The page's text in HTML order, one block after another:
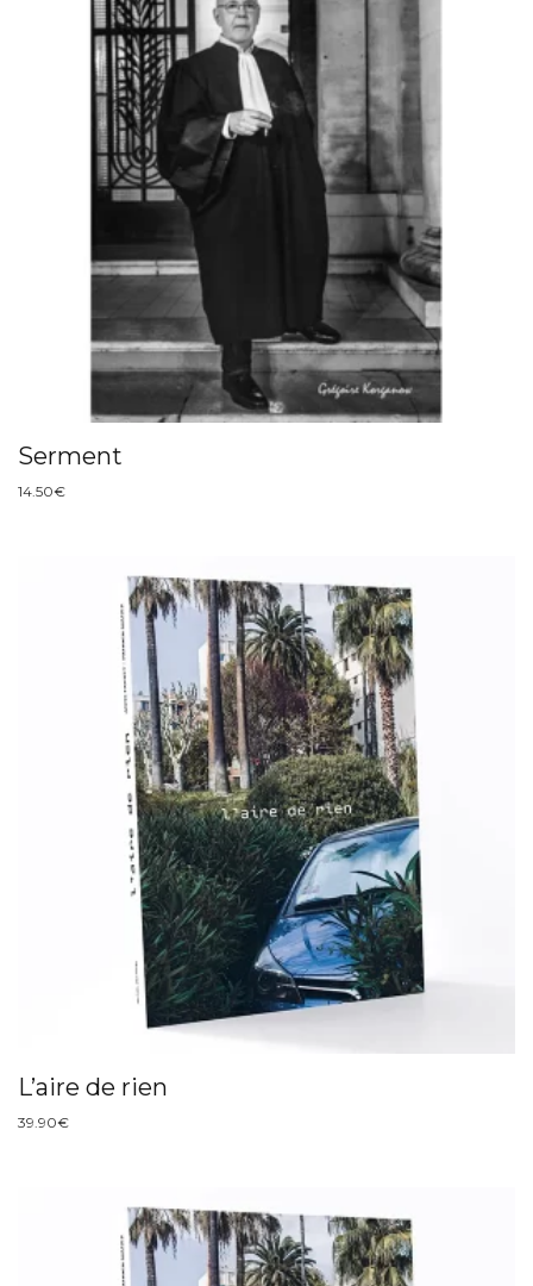
Serment
14.50€
L’aire de rien
39.90€